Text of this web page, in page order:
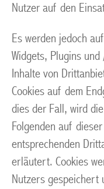
Nutzer auf den
Es werden jedoch
Widgets, Plugins
Inhalte von
Cookies auf dem
dies der Fall, wird
Folgenden auf
entsprechenden
erläutert. Cookies
Nutzers gespeichert